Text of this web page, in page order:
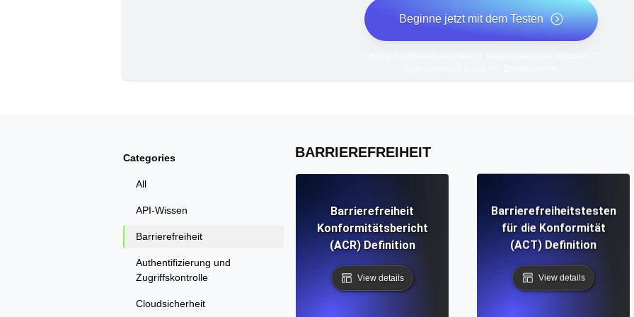
Beginne jetzt mit dem Testen
Categories
All
API-Wissen
Barrierefreiheit
Authentifizierung und
Zugriffskontrolle
Cloudsicherheit
BARRIEREFREIHEIT
Barrierefreiheit
Konformitätsbericht
(ACR) Definition
View details
Barrierefreiheitstesten
für die Konformität
(ACT) Definition
View details